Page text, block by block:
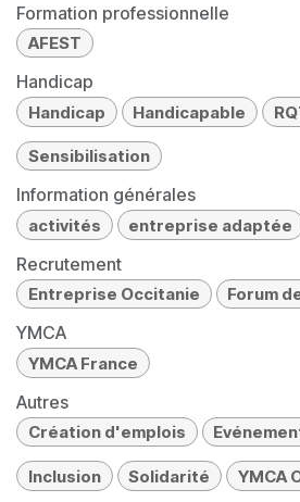
Formation professionnelle
AFEST
Handicap
Handicap Handicapable
Sensibilisation
Information générales
activités entreprise adaptée
Recrutement
Entreprise Occitanie Forum
YMCA
YMCA France
Autres
Création d'emplois
Inclusion Solidarité YMCA